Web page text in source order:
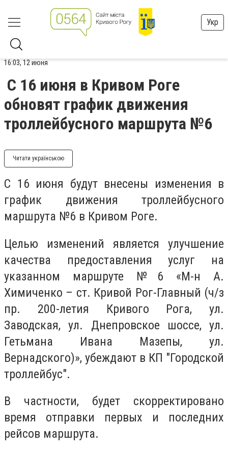
Укр
16:03, 12 июня
С 16 июня в Кривом Роге
обновят график движения
троллейбусного маршрута №6
Читати українською
С 16 июня будут внесены изменения в
график движения троллейбусного
маршрута №6 в Кривом Роге.
Целью изменений является улучшение
качества предоставления услуг на
указанном маршруте №6 «М-н А.
Химиченко – ст. Кривой Рог-Главный (ч/з
пр. 200-летия Кривого Рога, ул.
Заводская, ул. Днепровское шоссе, ул.
Гетьмана Ивана Мазепы, ул.
Вернадского)», убеждают в КП "Городской
троллейбус".
В частности, будет скорректировано
время отправки первых и последних
рейсов маршрута.